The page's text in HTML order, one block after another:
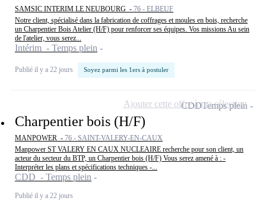
SAMSIC INTERIM LE NEUBOURG - 76 - ELBEUF
Notre client, spécialisé dans la fabrication de coffrages et moules en bois, recherche
un Charpentier Bois Atelier (H/F) pour renforcer ses équipes. Vos missions Au sein
de l'atelier, vous serez...
Intérim - Temps plein
Publié il y a 22 jours Soyez parmi les 1ers à postuler
Charpentier bois (H/F)
MANPOWER - 76 - SAINT-VALERY-EN-CAUX
Manpower ST VALERY EN CAUX NUCLEAIRE recherche pour son client, un
acteur du secteur du BTP, un Charpentier bois (H/F) Vous serez amené à : -
Interpréter les plans et spécifications techniques -...
CDD - Temps plein
Publié il y a 22 jours
CDDTemps plein
Ajouter cette offre à ma sélection